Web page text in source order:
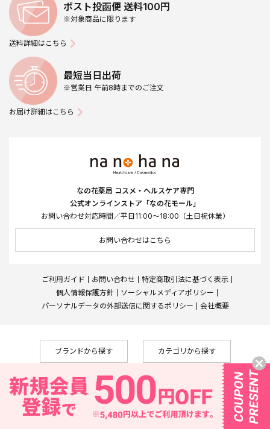
ポスト投函便 送料100円
※対象商品に限ります
送料詳細はこちら
最短当日出荷
※営業日 午前8時までのご注文
お届け詳細はこちら
なの花薬局 コスメ・ヘルスケア専門
公式オンラインストア「なの花モール」
お問い合わせ対応時間／平日11:00～18:00（土日祝休業）
お問い合わせはこちら
ご利用ガイド お問い合わせ
特定商取引法に基づく表示
個人情報保護方針
ソーシャルメディアポリシー
パーソナルデータの外部送信に関するポリシー
会社概要
ブランドから探す カテゴリから探す
Copyright © Nanohana West Japan Co., Ltd., All Rights Reserved
なの花薬局 株式会社メディカルシステムネットワーク